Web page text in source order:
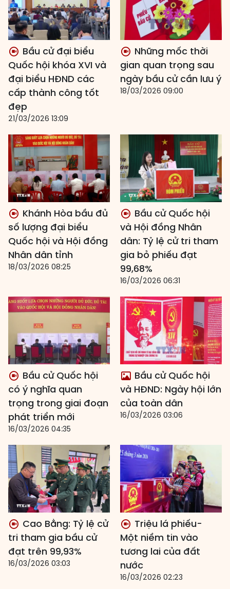
Bầu cử đại biểu
Quốc hội khóa XVI và
đại biểu HĐND các
cấp thành công tốt
đẹp
21/03/2026 13:09
Những mốc thời
gian quan trọng sau
ngày bầu cử cần lưu ý
18/03/2026 09:00
Khánh Hòa bầu đủ
số lượng đại biểu
Quốc hội và Hội đồng
Nhân dân tỉnh
18/03/2026 08:25
Bầu cử Quốc hội
và Hội đồng Nhân
dân: Tỷ lệ cử tri tham
gia bỏ phiếu đạt
99,68%
16/03/2026 06:31
Bầu cử Quốc hội
có ý nghĩa quan
trọng trong giai đoạn
phát triển mới
16/03/2026 04:35
Bầu cử Quốc hội
và HĐND: Ngày hội lớn
của toàn dân
16/03/2026 03:06
Cao Bằng: Tỷ lệ cử
tri tham gia bầu cử
đạt trên 99,93%
16/03/2026 03:03
Triệu lá phiếu-
Một niềm tin vào
tương lai của đất
nước
16/03/2026 02:23